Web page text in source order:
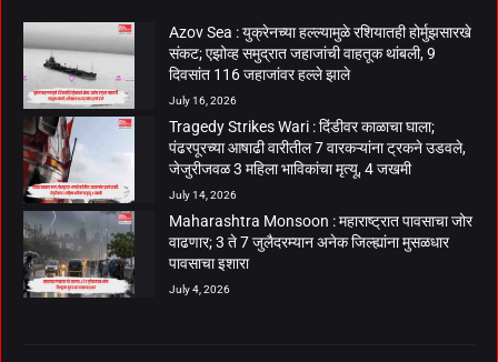
Azov Sea : युक्रेनच्या हल्ल्यामुळे रशियातही होर्मुझसारखे
संकट; एझोव्ह समुद्रात जहाजांची वाहतूक थांबली, 9
दिवसांत 116 जहाजांवर हल्ले झाले
July 16, 2026
Tragedy Strikes Wari : दिंडीवर काळाचा घाला;
पंढरपूरच्या आषाढी वारीतील 7 वारकऱ्यांना ट्रकने उडवले,
जेजुरीजवळ 3 महिला भाविकांचा मृत्यू, 4 जखमी
July 14, 2026
Maharashtra Monsoon : महाराष्ट्रात पावसाचा जोर
वाढणार; 3 ते 7 जुलैदरम्यान अनेक जिल्ह्यांना मुसळधार
पावसाचा इशारा
July 4, 2026